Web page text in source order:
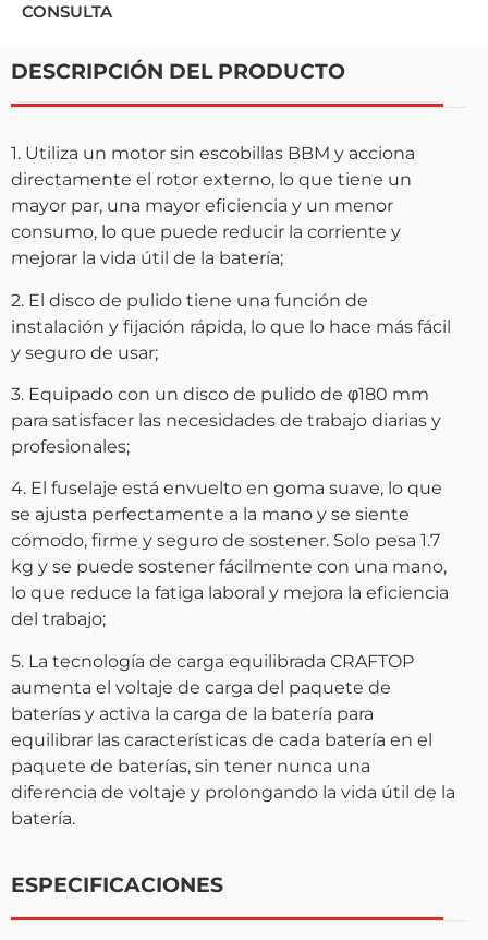
CONSULTA
DESCRIPCIÓN DEL PRODUCTO
1. Utiliza un motor sin escobillas BBM y acciona
directamente el rotor externo, lo que tiene un
mayor par, una mayor eficiencia y un menor
consumo, lo que puede reducir la corriente y
mejorar la vida útil de la batería;
2. El disco de pulido tiene una función de
instalación y fijación rápida, lo que lo hace más fácil
y seguro de usar;
3. Equipado con un disco de pulido de φ180 mm
para satisfacer las necesidades de trabajo diarias y
profesionales;
4. El fuselaje está envuelto en goma suave, lo que
se ajusta perfectamente a la mano y se siente
cómodo, firme y seguro de sostener. Solo pesa 1.7
kg y se puede sostener fácilmente con una mano,
lo que reduce la fatiga laboral y mejora la eficiencia
del trabajo;
5. La tecnología de carga equilibrada CRAFTOP
aumenta el voltaje de carga del paquete de
baterías y activa la carga de la batería para
equilibrar las características de cada batería en el
paquete de baterías, sin tener nunca una
diferencia de voltaje y prolongando la vida útil de la
batería.
ESPECIFICACIONES